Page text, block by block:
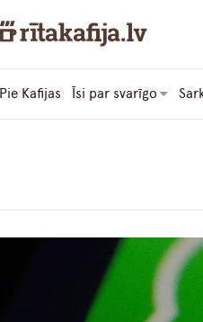
Pie Kafijas Īsi par svarīgo